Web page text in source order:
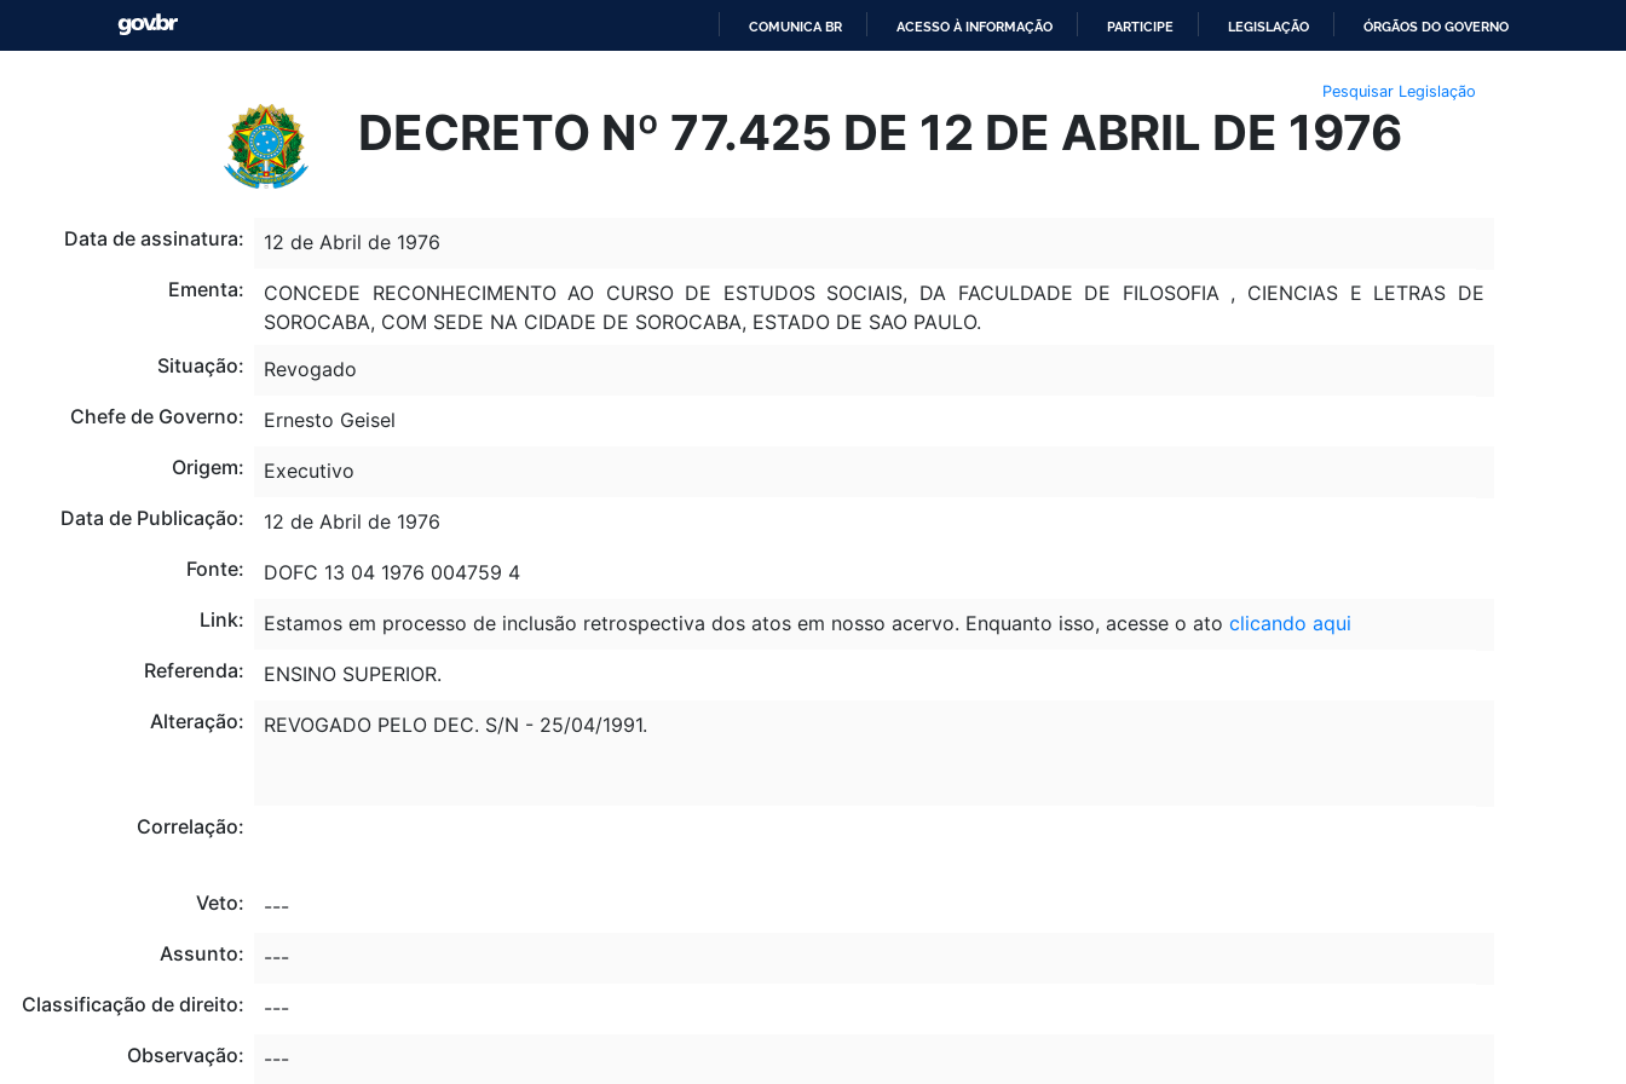
O
CONTEÚDO
COMUNICA BR ACESSO À INFORMAÇÃO PARTICIPE LEGISLAÇÃO ÓRGÃOS DO GOVERNO
Pesquisar Legislação
DECRETO Nº 77.425 DE 12 DE ABRIL DE 1976
Data de assinatura:
12 de Abril de 1976
Ementa:
CONCEDE RECONHECIMENTO AO CURSO DE ESTUDOS SOCIAIS, DA FACULDADE DE FILOSOFIA , CIENCIAS E LETRAS DE
SOROCABA, COM SEDE NA CIDADE DE SOROCABA, ESTADO DE SAO PAULO.
Situação:
Revogado
Chefe de Governo:
Ernesto Geisel
Origem:
Executivo
Data de Publicação:
12 de Abril de 1976
Fonte:
DOFC 13 04 1976 004759 4
Link:
Estamos em processo de inclusão retrospectiva dos atos em nosso acervo. Enquanto isso, acesse o ato clicando aqui
Referenda:
ENSINO SUPERIOR.
Alteração:
REVOGADO PELO DEC. S/N - 25/04/1991.
Correlação:
Veto:
---
Assunto:
---
Classificação de direito:
---
Observação:
---